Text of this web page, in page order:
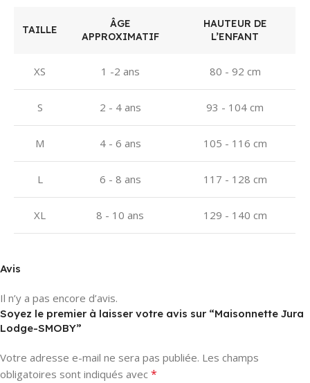
TAILLE
ÂGE
APPROXIMATIF
HAUTEUR DE
L’ENFANT
XS 1 -2 ans 80 - 92 cm
S 2 - 4 ans 93 - 104 cm
M 4 - 6 ans 105 - 116 cm
L 6 - 8 ans 117 - 128 cm
XL 8 - 10 ans 129 - 140 cm
Avis
Il n’y a pas encore d’avis.
Soyez le premier à laisser votre avis sur “Maisonnette Jura
Lodge-SMOBY”
Votre adresse e-mail ne sera pas publiée. Les champs
obligatoires sont indiqués avec *